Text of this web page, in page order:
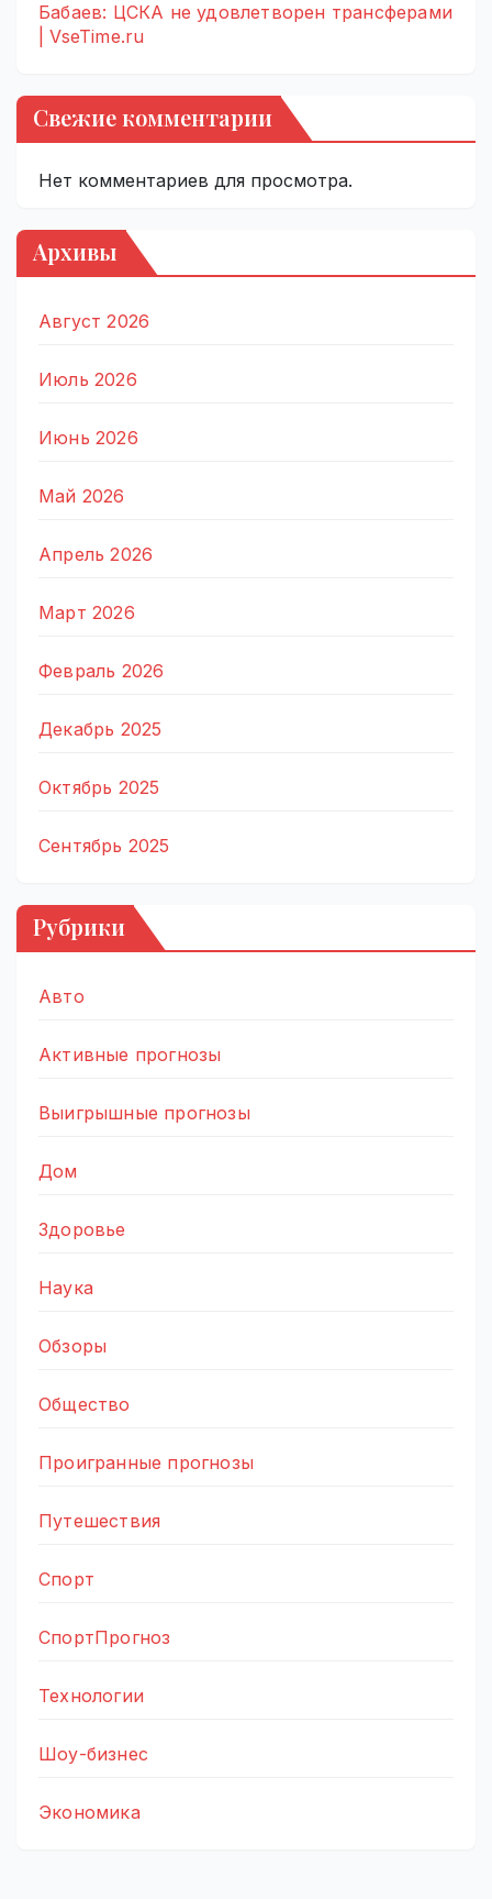
Бабаев: ЦСКА не удовлетворен трансферами
| VseTime.ru
Свежие комментарии
Нет комментариев для просмотра.
Архивы
Август 2026
Июль 2026
Июнь 2026
Май 2026
Апрель 2026
Март 2026
Февраль 2026
Декабрь 2025
Октябрь 2025
Сентябрь 2025
Рубрики
Авто
Активные прогнозы
Выигрышные прогнозы
Дом
Здоровье
Наука
Обзоры
Общество
Проигранные прогнозы
Путешествия
Спорт
СпортПрогноз
Технологии
Шоу-бизнес
Экономика